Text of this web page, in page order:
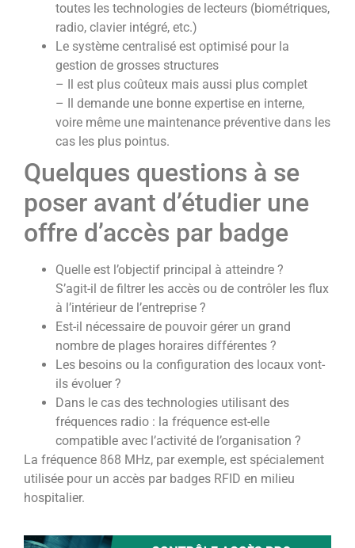
toutes les technologies de lecteurs (biométriques,
radio, clavier intégré, etc.)
Le système centralisé est optimisé pour la
gestion de grosses structures
– Il est plus coûteux mais aussi plus complet
– Il demande une bonne expertise en interne,
voire même une maintenance préventive dans les
cas les plus pointus.
Quelques questions à se
poser avant d’étudier une
offre d’accès par badge
Quelle est l’objectif principal à atteindre ?
S’agit-il de filtrer les accès ou de contrôler les flux
à l’intérieur de l’entreprise ?
Est-il nécessaire de pouvoir gérer un grand
nombre de plages horaires différentes ?
Les besoins ou la configuration des locaux vont-
ils évoluer ?
Dans le cas des technologies utilisant des
fréquences radio : la fréquence est-elle
compatible avec l’activité de l’organisation ?
La fréquence 868 MHz, par exemple, est spécialement
utilisée pour un accès par badges RFID en milieu
hospitalier.